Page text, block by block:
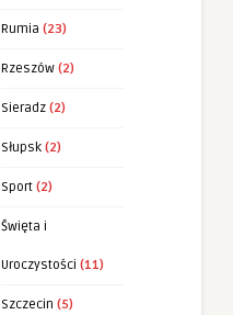
Rumia (23)
Rzeszów (2)
Sieradz (2)
Słupsk (2)
Sport (2)
Święta i
Uroczystości (11)
Szczecin (5)